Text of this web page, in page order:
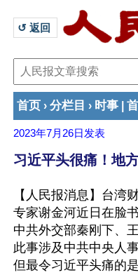
↺ 返回
首页 › 分栏目 › 时事
2023年7月26日 发表
习近平头很痛！地
【人民报消息】台湾
专家谢金河近日在脸
中共外交部秦刚下、
此事涉及中共中央人
但最令习近平头痛的